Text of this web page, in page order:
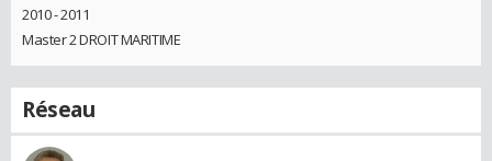
2010 - 2011
Master 2 DROIT MARITIME
Réseau